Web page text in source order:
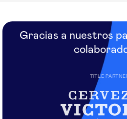
Gracias a nuestros
TITLE